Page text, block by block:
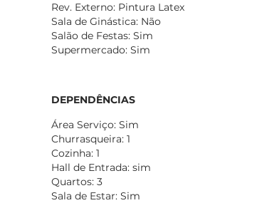
Rev. Externo: Pintura Latex
Sala de Ginástica: Não
Salão de Festas: Sim
Supermercado: Sim
DEPENDÊNCIAS
Área Serviço: Sim
Churrasqueira: 1
Cozinha: 1
Hall de Entrada: sim
Quartos: 3
Sala de Estar: Sim